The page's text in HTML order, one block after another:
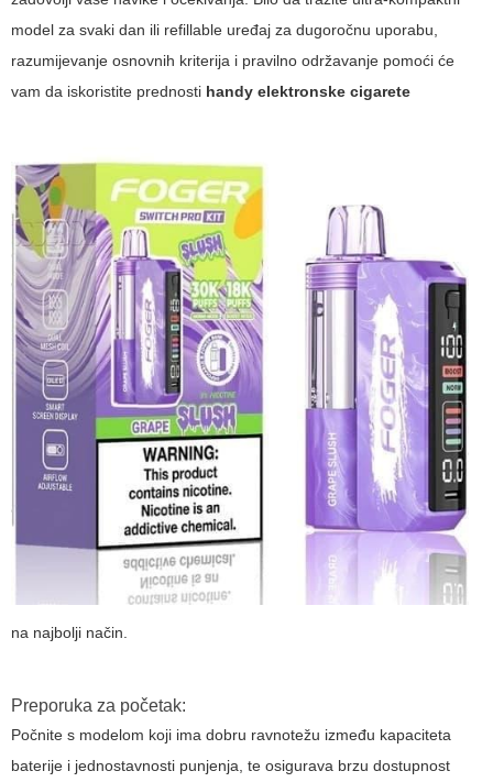
model za svaki dan ili refillable uređaj za dugoročnu uporabu,
razumijevanje osnovnih kriterija i pravilno održavanje pomoći će
vam da iskoristite prednosti handy elektronske cigarete
na najbolji način.
Preporuka za početak:
Počnite s modelom koji ima dobru ravnotežu između kapaciteta
baterije i jednostavnosti punjenja, te osigurava brzu dostupnost